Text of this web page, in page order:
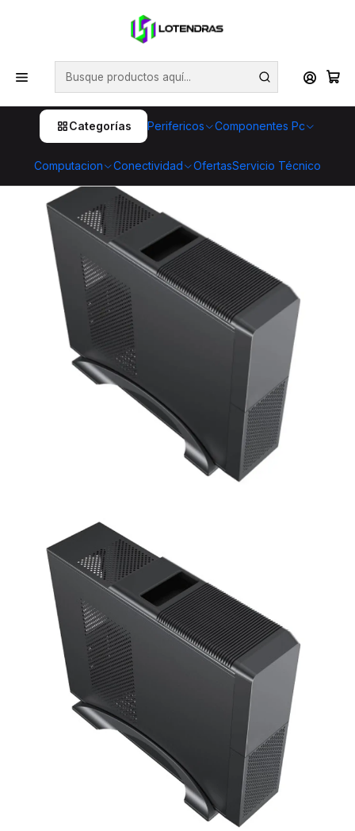
Categorías Perifericos Componentes Pc
Computacion Conectividad OfertasServicio Técnico
💥 ¡Compra HOY y retira GRATIS en tienda! 🏪🚀 Además,
aprovecha cientos de productos con Despacho Gratis 🛒📦
¡No dejes pasar esta oportunidad! 🔥
Inicio Computacion
Pc Hogar y Oficina
PC Hogar, Oficina y Empresas Slim | AMD Ryzen 7